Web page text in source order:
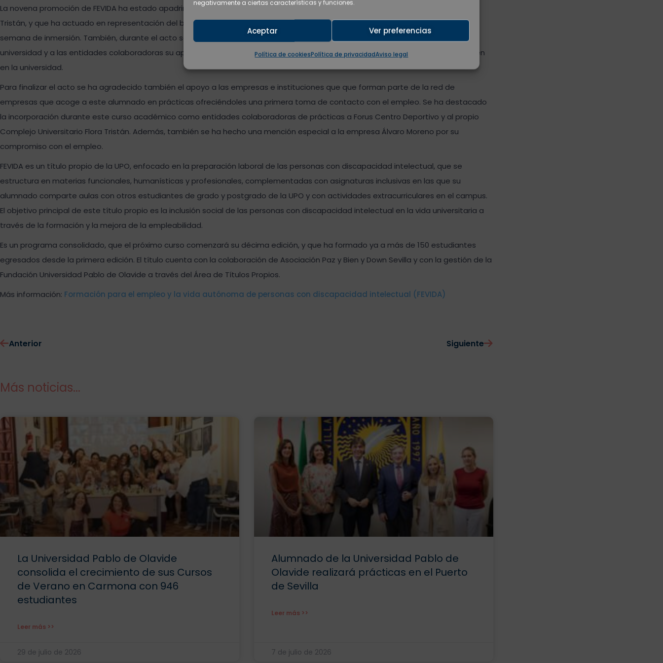
negativamente a ciertas características y funciones.
Aceptar Ver preferencias
Política de cookiesPolítica de privacidadAviso legal
La novena promoción de FEVIDA ha estado apadrinada por Alfonso Blázquez Muñoz, coordinador del Complejo Universitario Flora
Tristán, y que ha actuado en representación del buen hacer del equipo el complejo en la acogida a los estudiantes durante su
semana de inmersión. También, durante el acto se ha dado la palabra a las familias del alumnado, quienes han agradecido a la
universidad y a las entidades colaboradoras su apoyo a este programa universitario que ha permitido que sus hijos e hijas estudien
en la universidad.
Para finalizar el acto se ha agradecido también el apoyo a las empresas e instituciones que que forman parte de la red de
empresas que acoge a este alumnado en prácticas ofreciéndoles una primera toma de contacto con el empleo. Se ha destacado
la incorporación durante este curso académico como entidades colaboradoras de prácticas a Forus Centro Deportivo y al propio
Complejo Universitario Flora Tristán. Además, también se ha hecho una mención especial a la empresa Álvaro Moreno por su
compromiso con el empleo.
FEVIDA es un título propio de la UPO, enfocado en la preparación laboral de las personas con discapacidad intelectual, que se
estructura en materias funcionales, humanísticas y profesionales, complementadas con asignaturas inclusivas en las que su
alumnado comparte aulas con otros estudiantes de grado y postgrado de la UPO y con actividades extracurriculares en el campus.
El objetivo principal de este título propio es la inclusión social de las personas con discapacidad intelectual en la vida universitaria a
través de la formación y la mejora de la empleabilidad.
Es un programa consolidado, que el próximo curso comenzará su décima edición, y que ha formado ya a más de 150 estudiantes
egresados desde la primera edición. El título cuenta con la colaboración de Asociación Paz y Bien y Down Sevilla y con la gestión de la
Fundación Universidad Pablo de Olavide a través del Área de Títulos Propios.
Más información: Formación para el empleo y la vida autónoma de personas con discapacidad intelectual (FEVIDA)
Anterior Siguiente
Más noticias...
La Universidad Pablo de Olavide
consolida el crecimiento de sus Cursos
de Verano en Carmona con 946
estudiantes
Leer más >>
29 de julio de 2026
Alumnado de la Universidad Pablo de
Olavide realizará prácticas en el Puerto
de Sevilla
Leer más >>
7 de julio de 2026